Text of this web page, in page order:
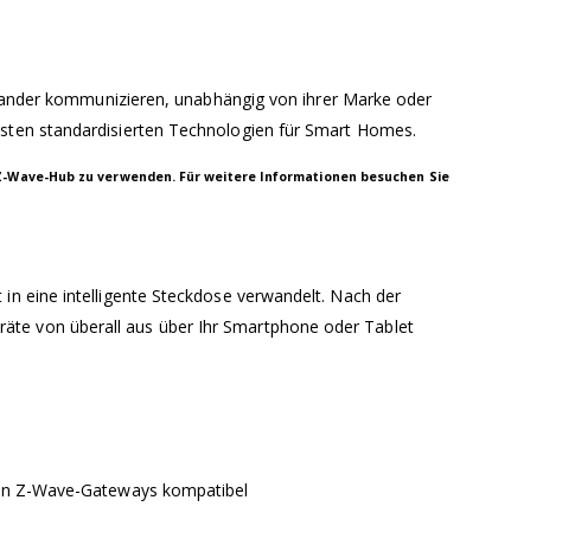
kommunizieren, unabhängig von ihrer Marke oder
standardisierten Technologien für Smart Homes.
Hub zu verwenden. Für weitere Informationen besuchen Sie
eine intelligente Steckdose verwandelt. Nach der
von überall aus über Ihr Smartphone oder Tablet
Z-Wave-Gateways kompatibel